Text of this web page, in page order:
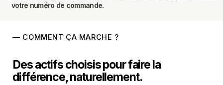
votre numéro de commande.
Des actifs choisis pour faire la
différence, naturellement.
— COMMENT ÇA MARCHE ?